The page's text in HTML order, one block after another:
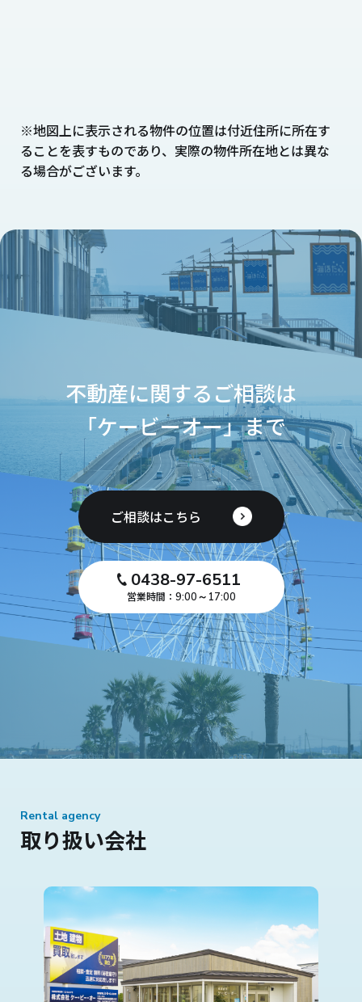
※地図上に表示される物件の位置は付近住所に所在す
ることを表すものであり、実際の物件所在地とは異な
る場合がございます。
不動産に関するご相談は
「ケービーオー」まで
ご相談はこちら
0438-97-6511
営業時間： 9:00～17:00
Rental agency
取り扱い会社